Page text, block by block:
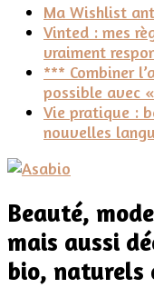
Ma Wishlist
Vinted : mes
vraiment
*** Combiner
possible avec
Vie pratique :
nouvelles
Beauté,
mais aussi
bio, naturels